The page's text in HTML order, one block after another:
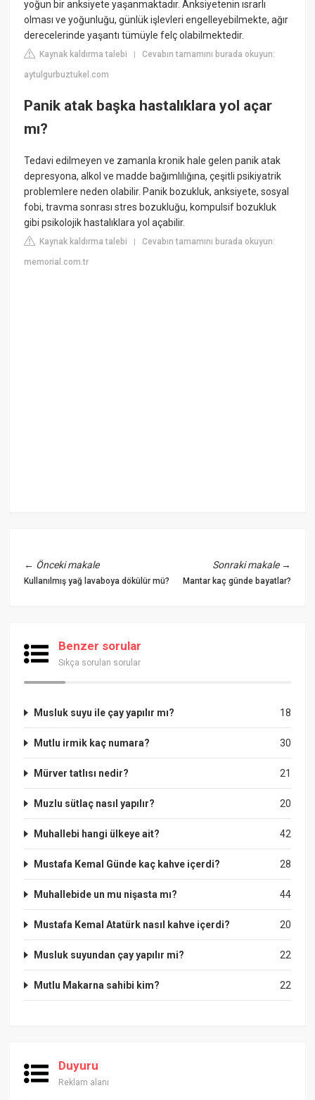
yoğun bir anksiyete yaşanmaktadır. Anksiyetenin ısrarlı
olması ve yoğunluğu, günlük işlevleri engelleyebilmekte, ağır
derecelerinde yaşantı tümüyle felç olabilmektedir.
Kaynak kaldırma talebi |Cevabın tamamını burada okuyun:
aytulgurbuztukel.com
Panik atak başka hastalıklara yol açar
mı?
Tedavi edilmeyen ve zamanla kronik hale gelen panik atak
depresyona, alkol ve madde bağımlılığına, çeşitli psikiyatrik
problemlere neden olabilir. Panik bozukluk, anksiyete, sosyal
fobi, travma sonrası stres bozukluğu, kompulsif bozukluk
gibi psikolojik hastalıklara yol açabilir.
Kaynak kaldırma talebi |Cevabın tamamını burada okuyun:
memorial.com.tr
← Önceki makale
Kullanılmış yağ lavaboya dökülür mü?
Sonraki makale→
Mantar kaç günde bayatlar?
Benzer sorular
Sıkça sorulan sorular
18
Musluk suyu ile çay yapılır mı?
30
Mutlu irmik kaç numara?
21
Mürver tatlısı nedir?
20
Muzlu sütlaç nasıl yapılır?
42
Muhallebi hangi ülkeye ait?
28
Mustafa Kemal Günde kaç kahve içerdi?
44
Muhallebide un mu nişasta mı?
20
Mustafa Kemal Atatürk nasıl kahve içerdi?
22
Musluk suyundan çay yapılır mi?
22
Mutlu Makarna sahibi kim?
Duyuru
Reklam alanı